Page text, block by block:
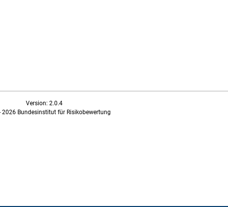
Version: 2.0.4
2026 Bundesinstitut für Risikobewertung